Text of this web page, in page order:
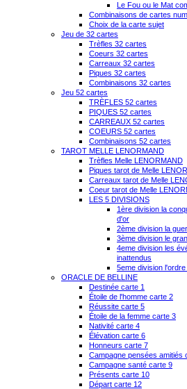
Le Fou ou le Mat
Combinaisons de cartes
Choix de la carte sujet
Jeu de 32 cartes
Trèfles 32 cartes
Coeurs 32 cartes
Carreaux 32 cartes
Piques 32 cartes
Combinaisons 32 cartes
Jeu 52 cartes
TRÈFLES 52 cartes
PIQUES 52 cartes
CARREAUX 52 cartes
COEURS 52 cartes
Combinaisons 52 cartes
TAROT MELLE LENORMAND
Trèfles Melle LENORMAND
Piques tarot de Melle
Carreaux tarot de Melle
Coeur tarot de Melle
LES 5 DIVISIONS
1ère division la
d'or
2ème division la
3ème division le
4eme division les
inattendus
5eme division
ORACLE DE BELLINE
Destinée carte 1
Étoile de l'homme carte 2
Réussite carte 5
Étoile de la femme carte 3
Nativité carte 4
Élévation carte 6
Honneurs carte 7
Campagne pensées amitiés
Campagne santé carte 9
Présents carte 10
Départ carte 12